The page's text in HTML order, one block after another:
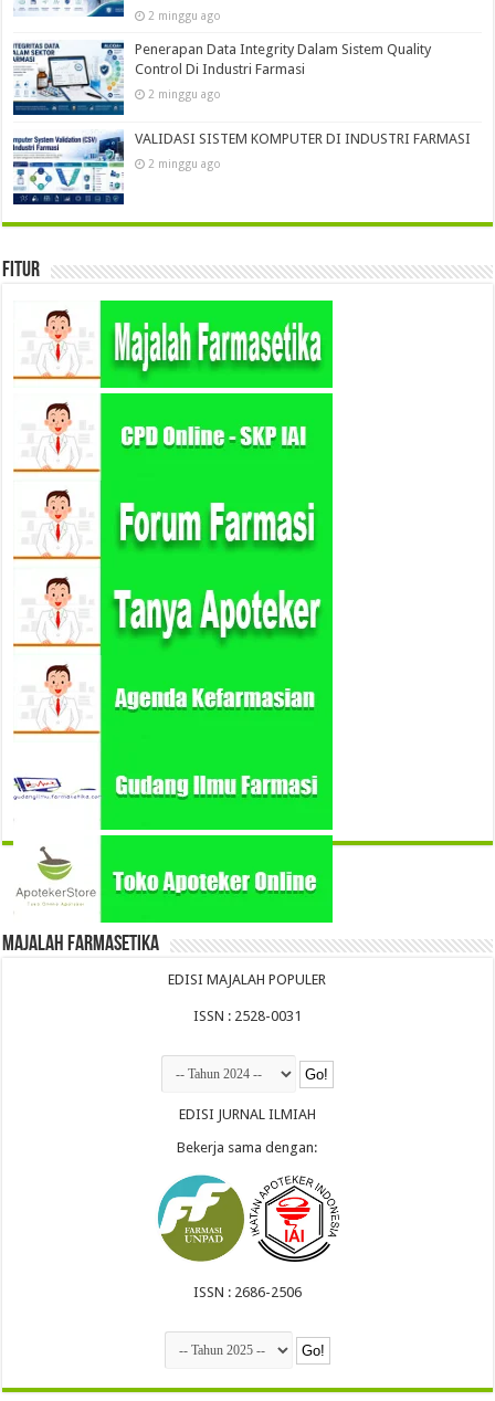
2 minggu ago
Penerapan Data Integrity Dalam Sistem Quality
Control Di Industri Farmasi
2 minggu ago
VALIDASI SISTEM KOMPUTER DI INDUSTRI FARMASI
2 minggu ago
Fitur
Majalah Farmasetika
EDISI MAJALAH POPULER
ISSN : 2528-0031
EDISI JURNAL ILMIAH
Bekerja sama dengan:
ISSN : 2686-2506